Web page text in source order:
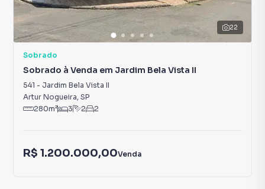
22
Sobrado
Sobrado à Venda em Jardim Bela Vista II
541 - Jardim Bela Vista II
Artur Nogueira, SP
280m² 3 2 2
R$ 1.200.000,00Venda